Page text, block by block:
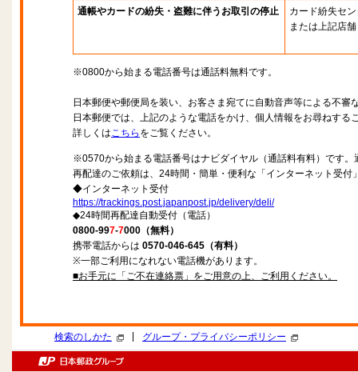
通帳やカードの紛失・盗難に伴うお取引の停止
カード紛失セ
または上記店舗
※0800から始まる電話番号は通話料無料です。
日本郵便や郵便局を装い、お客さま宛てに自動音声等による不審
日本郵便では、上記のような電話をかけ、個人情報をお尋ねする
詳しくはこちら をご覧ください。
※0570から始まる電話番号はナビダイヤル（通話料有料）です
再配達のご依頼は、24時間・簡単・便利な「インターネット受
◆インターネット受付
https://trackings.post.japanpost.jp/delivery/deli/
◆24時間再配達自動受付（電話）
0800-997-7000（無料）
携帯電話からは 0570-046-645（有料）
※一部ご利用になれない電話機があります。
■お手元に「ご不在連絡票」をご用意の上、ご利用ください。
検索のしかた グループ・プライバシーポリシー